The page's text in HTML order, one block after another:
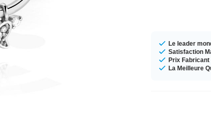
Le leader
Satisfaction
Prix Fabricant
La Meilleure